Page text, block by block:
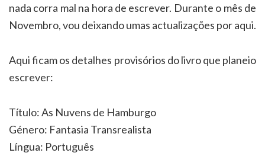
nada corra mal na hora de escrever. Durante o mês de
Novembro, vou deixando umas actualizações por aqui.
Aqui ficam os detalhes provisórios do livro que planeio
escrever:
Título: As Nuvens de Hamburgo
Género: Fantasia Transrealista
Língua: Português